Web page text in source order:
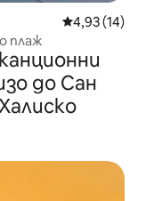
Средна
4,93 (14)
плаж
до Сан